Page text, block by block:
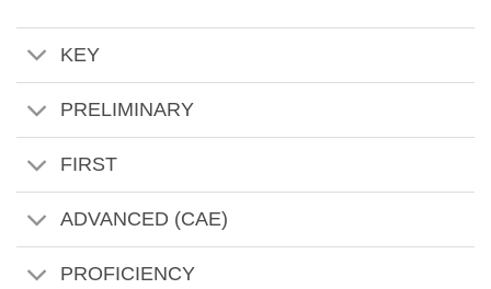
KEY
PRELIMINARY
FIRST
ADVANCED (CAE)
PROFICIENCY